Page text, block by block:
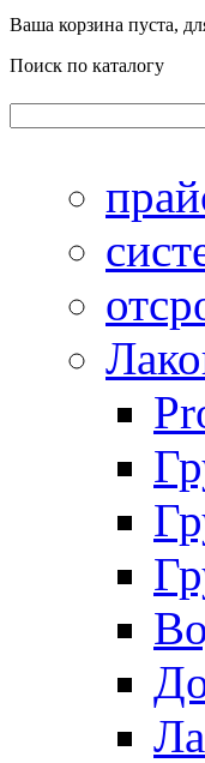
Ваша корзина пуста,
Поиск по каталогу